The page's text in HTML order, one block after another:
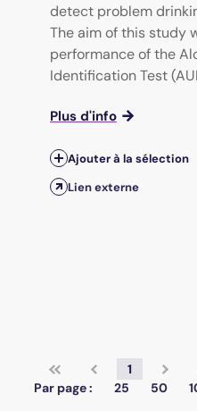
detect problem
The aim of this study
performance of the
Identification Test
Plus d'info
Ajouter à la sélection
Lien externe
1
Par page :
25 50